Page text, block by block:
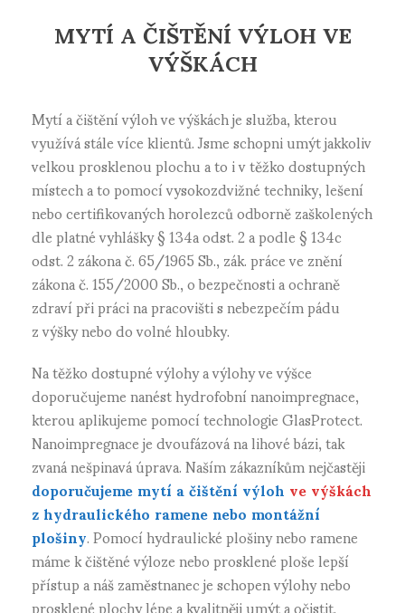
MYTÍ A ČIŠTĚNÍ VÝLOH VE
VÝŠKÁCH
Mytí a čištění výloh ve výškách je služba, kterou
využívá stále více klientů. Jsme schopni umýt jakkoliv
velkou prosklenou plochu a to i v těžko dostupných
místech a to pomocí vysokozdvižné techniky, lešení
nebo certifikovaných horolezců odborně zaškolených
dle platné vyhlášky § 134a odst. 2 a podle § 134c
odst. 2 zákona č. 65/1965 Sb., zák. práce ve znění
zákona č. 155/2000 Sb., o bezpečnosti a ochraně
zdraví při práci na pracovišti s nebezpečím pádu
z výšky nebo do volné hloubky.
Na těžko dostupné výlohy a výlohy ve výšce
doporučujeme nanést hydrofobní nanoimpregnace,
kterou aplikujeme pomocí technologie GlasProtect.
Nanoimpregnace je dvoufázová na lihové bázi, tak
zvaná nešpinavá úprava. Naším zákazníkům nejčastěji
doporučujeme mytí a čištění výlohve výškách
z hydraulického ramene nebo montážní
plošiny. Pomocí hydraulické plošiny nebo ramene
máme k čištěné výloze nebo prosklené ploše lepší
přístup a náš zaměstnanec je schopen výlohy nebo